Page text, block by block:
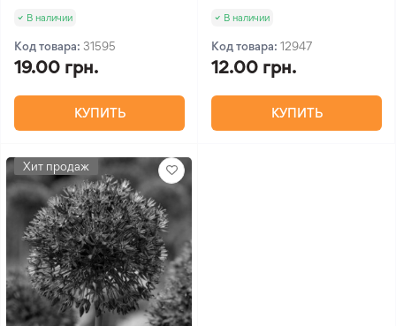
В наличии
Код товара: 31595
19.00 грн.
КУПИТЬ
В наличии
Код товара: 12947
12.00 грн.
КУПИТЬ
Хит продаж